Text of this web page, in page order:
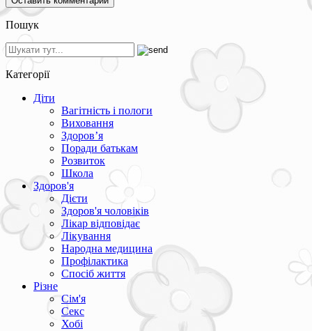
Пошук
Категорії
Діти
Вагітність і пологи
Виховання
Здоров’я
Поради батькам
Розвиток
Школа
Здоров'я
Дієти
Здоров'я чоловіків
Лікар відповідає
Лікування
Народна медицина
Профілактика
Спосіб життя
Різне
Сім'я
Секс
Хобі